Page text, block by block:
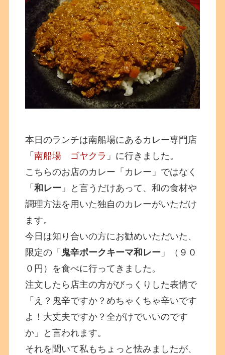
本日のランチは南船場にあるカレー専門店
「南船場 ゴヤクラ 」に行きました。
こちらのお店のカレー「カレー」ではなく
「和レー 」と言うだけあって、和の食材や
調理方法を用いた独自のカレーがいただけ
ます。
今日は知り合いの方にお勧めいただいた、
限定の「 鬼辛ポークキーマ和レー 」（９０
０円）を食べに行ってきました。
注文したら店主の方がびっくりした表情で
「え？鬼辛ですか？めちゃくちゃ辛いです
よ！大丈夫ですか？全がけでいいのです
か」と言われます。
それを聞いて私もちょっと怯みましたが、